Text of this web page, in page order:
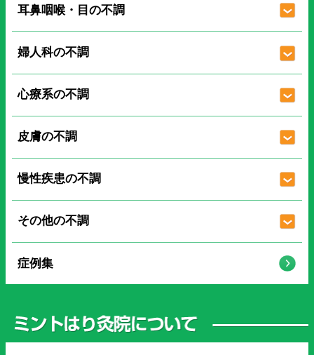
耳鼻咽喉・目の不調
婦人科の不調
心療系の不調
皮膚の不調
慢性疾患の不調
その他の不調
症例集